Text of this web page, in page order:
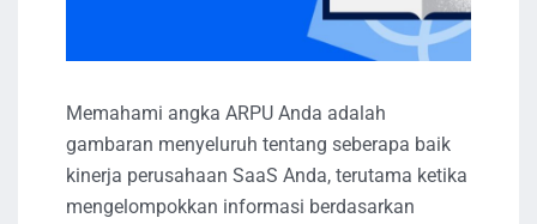
Memahami angka ARPU Anda adalah
gambaran menyeluruh tentang seberapa baik
kinerja perusahaan SaaS Anda, terutama ketika
mengelompokkan informasi berdasarkan